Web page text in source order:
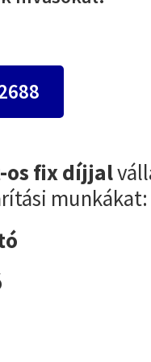
os fix díjjal
munkákat: